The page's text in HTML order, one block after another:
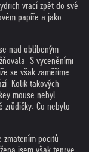
vrací zpět do své
papíře a jako
nad oblíbeným
S vyceněními
se však zaměříme
Kolik takových
mouse nebyl
zrůdičky. Co nebylo
zmatením pocitů